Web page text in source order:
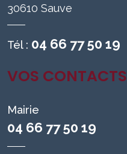
30610 Sauve
Tél : 04 66 77 50 19
VOS CONTACTS
Mairie
04 66 77 50 19